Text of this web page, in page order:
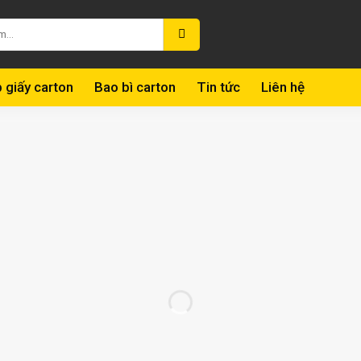
giấy carton Bao bì carton Tin tức Liên hệ